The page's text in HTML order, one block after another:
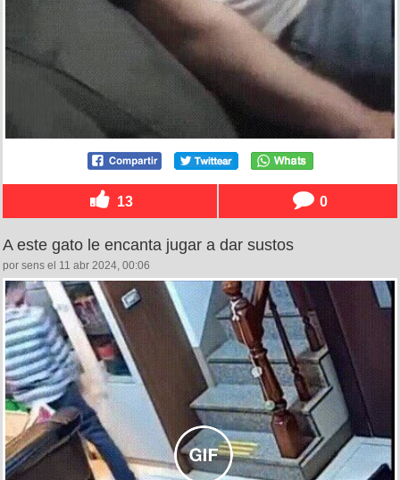
13 0
A este gato le encanta jugar a dar sustos
por sens el 11 abr 2024, 00:06